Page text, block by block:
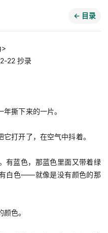
← 目录
>
22 抄录
撕下来的一片。
打开了，在空气中抖着。
有蓝色，那蓝色里面又带着绿
白色——就像是没有颜色的那
色。